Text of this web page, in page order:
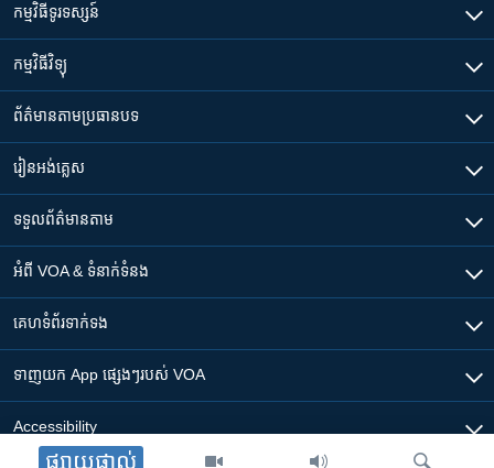
ផ្សាយផ្ទាល់
កម្មវិធី​ទូរទស្សន៍
កម្មវិធី​វិទ្យុ
ព័ត៌មាន​តាមប្រធានបទ​
រៀន​​អង់គ្លេស
ទទួល​ព័ត៌មាន​តាម
អំពី​ VOA & ទំនាក់ទំនង
គេហទំព័រ​​ទាក់ទង
ទាញយក​ App ផ្សេងៗ​របស់​ VOA
Accessibility